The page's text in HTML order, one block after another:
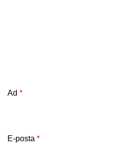
Ad *
E-posta *